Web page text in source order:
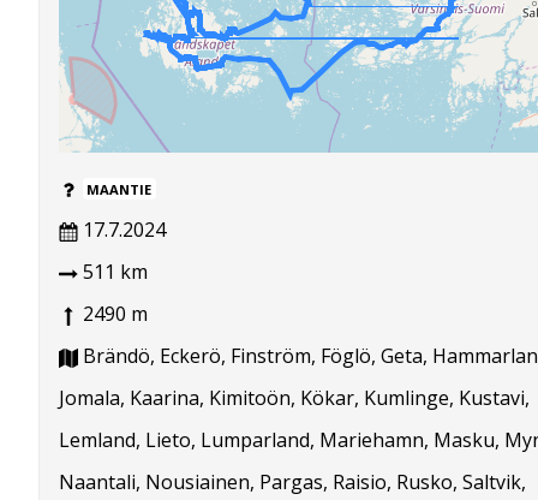
MAANTIE
17.7.2024
511 km
2490 m
Brändö, Eckerö, Finström, Föglö, Geta,
Jomala, Kaarina, Kimitoön, Kökar, Kumlinge, Kustavi,
Lemland, Lieto, Lumparland, Mariehamn, Masku,
Naantali, Nousiainen, Pargas, Raisio, Rusko, Saltvik,